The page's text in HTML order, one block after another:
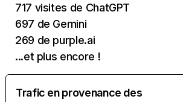
717 visites de ChatGPT
697 de Gemini
269 de purple.ai
...et plus encore !
Trafic en provenance des